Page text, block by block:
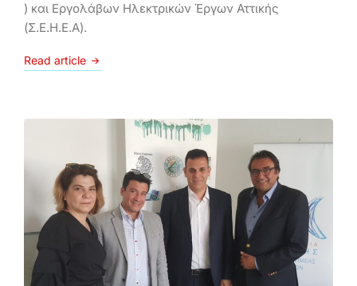
) και Εργολάβων Ηλεκτρικών Έργων Αττικής
(Σ.Ε.Η.Ε.Α).
Read article